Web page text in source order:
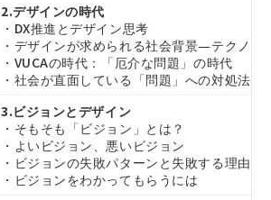
2.デザインの時代
・DX推進とデザイン思考
・デザインが求められる社会背景―テクノロ
・VUCAの時代：「厄介な問題」の時代
・社会が直面している「問題」への対処法
3.ビジョンとデザイン
・そもそも「ビジョン」とは？
・よいビジョン、悪いビジョン
・ビジョンの失敗パターンと失敗する理由
・ビジョンをわかってもらうには